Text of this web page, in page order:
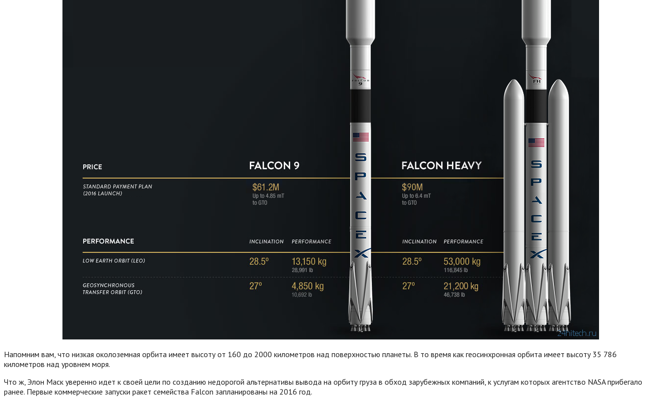
Напомним вам, что низкая околоземная орбита имеет высоту от 160 до 2000 километров над поверхностью планеты. В то время как геосинхронная орбита имеет высоту 35 786
километров над уровнем моря.
Что ж, Элон Маск уверенно идет к своей цели по созданию недорогой альтернативы вывода на орбиту груза в обход зарубежных компаний, к услугам которых агентство NASA прибегало
ранее. Первые коммерческие запуски ракет семейства Falcon запланированы на 2016 год.